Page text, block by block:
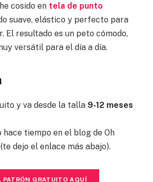
cosido en tela de punto
suave, elástico y perfecto para
El resultado es un peto cómodo,
versátil para el día a día.
y va desde la talla 9-12 meses
hace tiempo en el blog de Oh
dejo el enlace más abajo).
PATRÓN GRATUITO AQUÍ